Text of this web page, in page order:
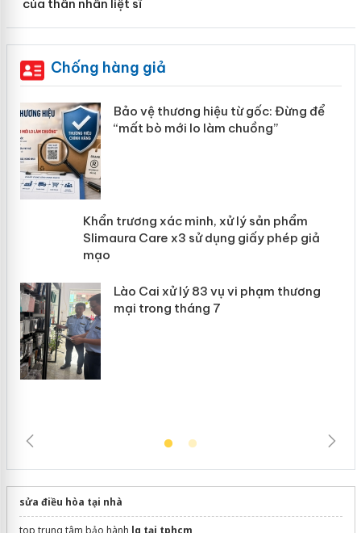
của thân nhân liệt sĩ
Chống hàng giả
Bảo vệ thương hiệu từ gốc: Đừng để
“mất bò mới lo làm chuồng”
Khẩn trương xác minh, xử lý sản phẩm
Slimaura Care x3 sử dụng giấy phép
sửa điều hòa tại nhà